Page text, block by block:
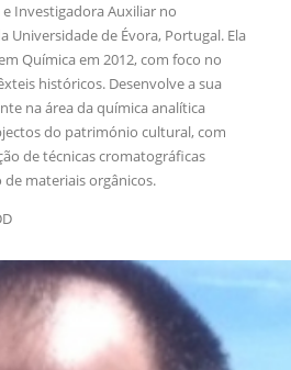
e Investigadora Auxiliar no
Universidade de Évora, Portugal. Ela
Química em 2012, com foco no
históricos. Desenvolve a sua
na área da química analítica
do património cultural, com
de técnicas cromatográficas
materiais orgânicos.